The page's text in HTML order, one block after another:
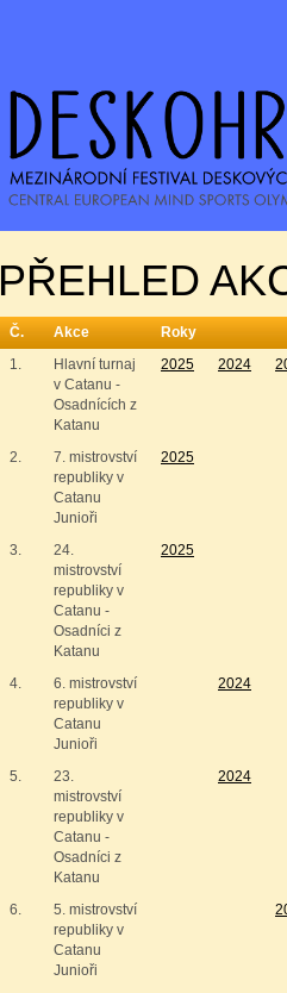
PŘEHLED
Č. Akce
Roky
1.
Hlavní turnaj
v Catanu -
Osadnících z
Katanu
2025 2024
2.
7. mistrovství
republiky v
Catanu
Junioři
2025
3.
24.
mistrovství
republiky v
Catanu -
Osadníci z
Katanu
2025
4.
6. mistrovství
republiky v
Catanu
Junioři
2024
5.
23.
mistrovství
republiky v
Catanu -
Osadníci z
Katanu
2024
6.
5. mistrovství
republiky v
Catanu
Junioři